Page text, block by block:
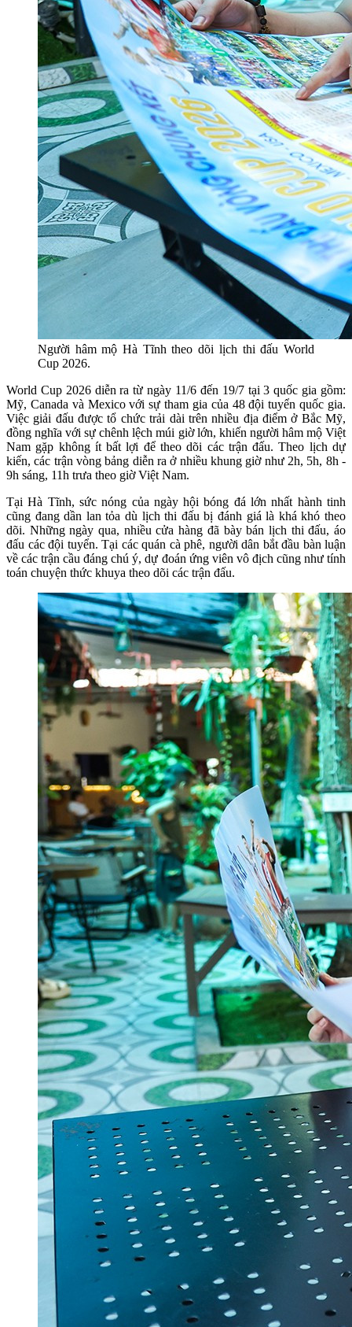
Người hâm mộ Hà Tĩnh theo dõi lịch thi đấu World
Cup 2026.
World Cup 2026 diễn ra từ ngày 11/6 đến 19/7 tại 3 quốc gia gồm:
Mỹ, Canada và Mexico với sự tham gia của 48 đội tuyển quốc gia.
Việc giải đấu được tổ chức trải dài trên nhiều địa điểm ở Bắc Mỹ,
đồng nghĩa với sự chênh lệch múi giờ lớn, khiến người hâm mộ Việt
Nam gặp không ít bất lợi để theo dõi các trận đấu. Theo lịch dự
kiến, các trận vòng bảng diễn ra ở nhiều khung giờ như 2h, 5h, 8h -
9h sáng, 11h trưa theo giờ Việt Nam.
Tại Hà Tĩnh, sức nóng của ngày hội bóng đá lớn nhất hành tinh
cũng đang dần lan tỏa dù lịch thi đấu bị đánh giá là khá khó theo
dõi. Những ngày qua, nhiều cửa hàng đã bày bán lịch thi đấu, áo
đấu các đội tuyển. Tại các quán cà phê, người dân bắt đầu bàn luận
về các trận cầu đáng chú ý, dự đoán ứng viên vô địch cũng như tính
toán chuyện thức khuya theo dõi các trận đấu.